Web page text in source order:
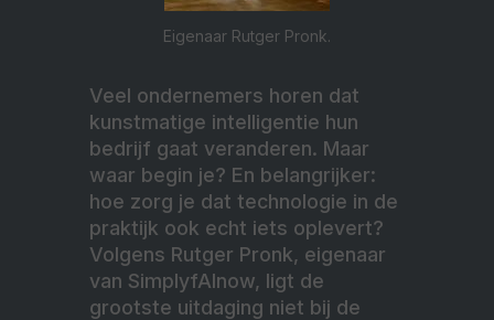
Eigenaar Rutger Pronk.
Veel ondernemers horen dat
kunstmatige intelligentie hun
bedrijf gaat veranderen. Maar
waar begin je? En belangrijker:
hoe zorg je dat technologie in de
praktijk ook echt iets oplevert?
Volgens Rutger Pronk, eigenaar
van SimplyfAInow, ligt de
grootste uitdaging niet bij de